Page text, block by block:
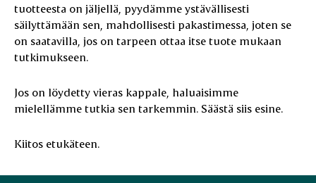
tuotteesta on jäljellä, pyydämme ystävällisesti
säilyttämään sen, mahdollisesti pakastimessa, joten se
on saatavilla, jos on tarpeen ottaa itse tuote mukaan
tutkimukseen.
Jos on löydetty vieras kappale, haluaisimme
mielellämme tutkia sen tarkemmin. Säästä siis esine.
Kiitos etukäteen.